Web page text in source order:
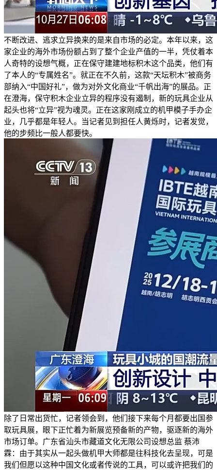
不断改进、逃求立异换来的是来自市场的必定。本年以来，这
家企业的海外市场份额占到了整个企业产值的一半，凭仗着本
人奇特的设想气概，正在保守建建地标积木这个品类，他们有
了本人的“专属姓名”。就正在不久前，这款“天坛积木”被商务
部纳入“中国好礼”，做为对外文化商业“千帆出海”的展品。正
在澄海，保守积木企业立异的程序没有遏制，新的玩具企业从
起头也将“立异”视为魂灵。正在这家刚成立的机甲模子手办企
业，几乎都是年轻人。当记者见到担任人黄烁时，记者发觉，
他的步频比一般人都要快。
除了日常出货忙，记者领会到，他们接下来每个月都要出国参
取玩具展，眼下正忙着为新展览预备新的产物，驱逐新的海外
市场订单。广东省汕头市藏道文化无限公司设想总监 蔡沛
霖：由于其实从一起头做机甲大师都是往科技化去呈现，可是
我们但愿以这种中国文化或者传说的工具，可以或许把我们的